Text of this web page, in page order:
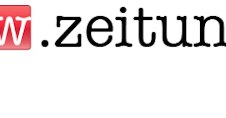
Jump to navigation